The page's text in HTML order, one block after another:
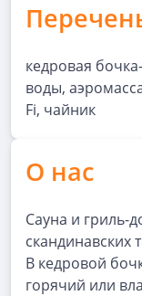
кедровая
воды,
Fi, чайник
О нас
Сауна и гриль-
скандинавских
В кедровой
горячий или